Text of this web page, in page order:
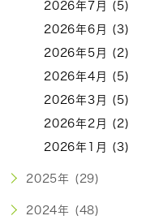
2026年7月 (5)
2026年6月 (3)
2026年5月 (2)
2026年4月 (5)
2026年3月 (5)
2026年2月 (2)
2026年1月 (3)
2025年 (29)
2024年 (48)